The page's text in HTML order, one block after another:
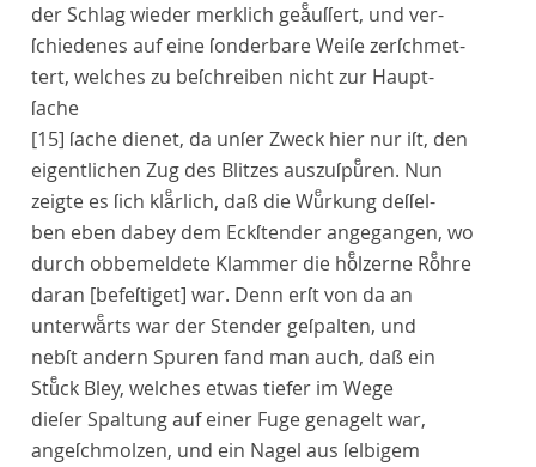
der Schlag wieder merklich geaͤuſſert, und ver-
ſchiedenes auf eine ſonderbare Weiſe zerſchmet-
tert, welches zu beſchreiben nicht zur Haupt-
ſache
[15] ſache dienet, da unſer Zweck hier nur iſt, den
eigentlichen Zug des Blitzes auszuſpuͤren. Nun
zeigte es ſich klaͤrlich, daß die Wuͤrkung deſſel-
ben eben dabey dem Eckſtender angegangen, wo
durch obbemeldete Klammer die hoͤlzerne Roͤhre
daran [befeſtiget] war. Denn erſt von da an
unterwaͤrts war der Stender geſpalten, und
nebſt andern Spuren fand man auch, daß ein
Stuͤck Bley, welches etwas tiefer im Wege
dieſer Spaltung auf einer Fuge genagelt war,
angeſchmolzen, und ein Nagel aus ſelbigem